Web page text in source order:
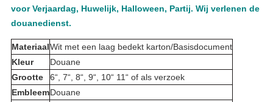
voor Verjaardag, Huwelijk, Halloween, Partij. Wij verlenen de
douanedienst.
MateriaalWit met een laag bedekt karton/Basisdocument
Kleur
Douane
Grootte
6“, 7“, 8“, 9“, 10“ 11“ of als verzoek
EmbleemDouane